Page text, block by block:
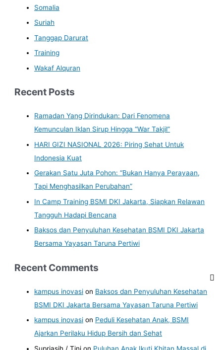
Somalia
Suriah
Tanggap Darurat
Training
Wakaf Alquran
Recent Posts
Ramadan Yang Dirindukan: Dari Fenomena
Kemunculan Iklan Sirup Hingga “War Takjil”
HARI GIZI NASIONAL 2026: Piring Sehat Untuk
Indonesia Kuat
Gerakan Satu Juta Pohon: “Bukan Hanya Perayaan,
Tapi Menghasilkan Perubahan”
In Camp Training BSMI DKI Jakarta, Siapkan Relawan
Tangguh Hadapi Bencana
Baksos dan Penyuluhan Kesehatan BSMI DKI Jakarta
Bersama Yayasan Taruna Pertiwi
Recent Comments
kampus inovasi on Baksos dan Penyuluhan Kesehatan
BSMI DKI Jakarta Bersama Yayasan Taruna Pertiwi
kampus inovasi on Peduli Kesehatan Anak, BSMI
Ajarkan Perilaku Hidup Bersih dan Sehat
Supriasih / Tini on Puluhan Anak Ikuti Khitan Massal di